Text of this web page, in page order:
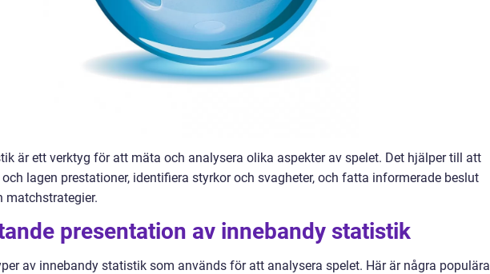
är ett verktyg för att mäta och analysera olika aspekter av spelet. Det hjälper till att
lagen prestationer, identifiera styrkor och svagheter, och fatta informerade beslut
matchstrategier.
presentation av innebandy statistik
av innebandy statistik som används för att analysera spelet. Här är några populära